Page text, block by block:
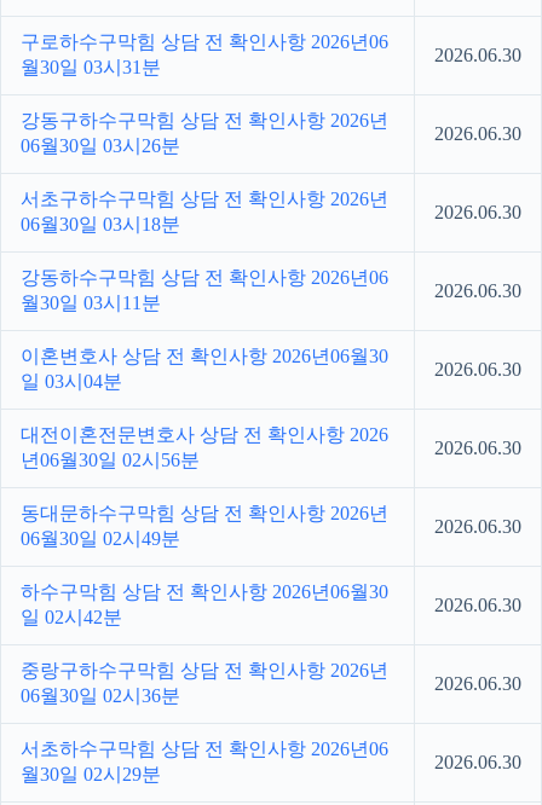
구로하수구막힘 상담 전 확인사항 2026년06
월30일 03시31분
2026.06.30
강동구하수구막힘 상담 전 확인사항 2026년
06월30일 03시26분
2026.06.30
서초구하수구막힘 상담 전 확인사항 2026년
06월30일 03시18분
2026.06.30
강동하수구막힘 상담 전 확인사항 2026년06
월30일 03시11분
2026.06.30
이혼변호사 상담 전 확인사항 2026년06월30
일 03시04분
2026.06.30
대전이혼전문변호사 상담 전 확인사항 2026
년06월30일 02시56분
2026.06.30
동대문하수구막힘 상담 전 확인사항 2026년
06월30일 02시49분
2026.06.30
하수구막힘 상담 전 확인사항 2026년06월30
일 02시42분
2026.06.30
중랑구하수구막힘 상담 전 확인사항 2026년
06월30일 02시36분
2026.06.30
서초하수구막힘 상담 전 확인사항 2026년06
월30일 02시29분
2026.06.30